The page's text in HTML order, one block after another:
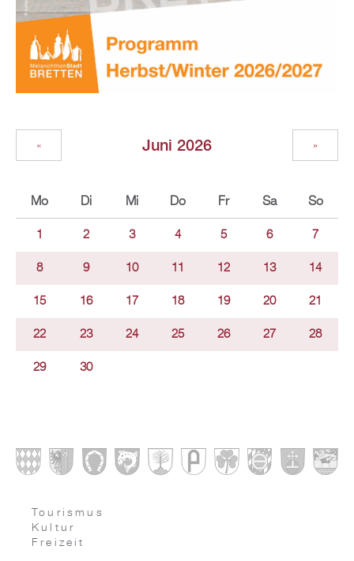
Juni 2026
« »
Mo Di Mi Do Fr Sa So
1 2 3 4 5 6 7
8 9 10 11 12 13 14
15 16 17 18 19 20 21
22 23 24 25 26 27 28
29 30
Tourismus
Kultur
Freizeit